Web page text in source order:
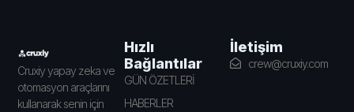
Cruxiy yapay zeka ve
otomasyon araçlarını
kullanarak senin için
Hızlı
Bağlantılar
GÜN ÖZETLERİ
HABERLER
İletişim
crew@cruxiy.com